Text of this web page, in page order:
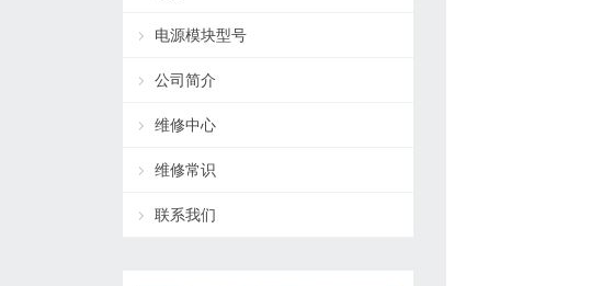
电源模块型号
公司简介
维修中心
维修常识
联系我们